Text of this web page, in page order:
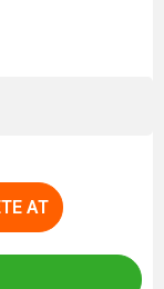
AT